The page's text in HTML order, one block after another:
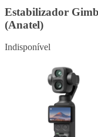
Estabilizador
(Anatel)
Indisponível